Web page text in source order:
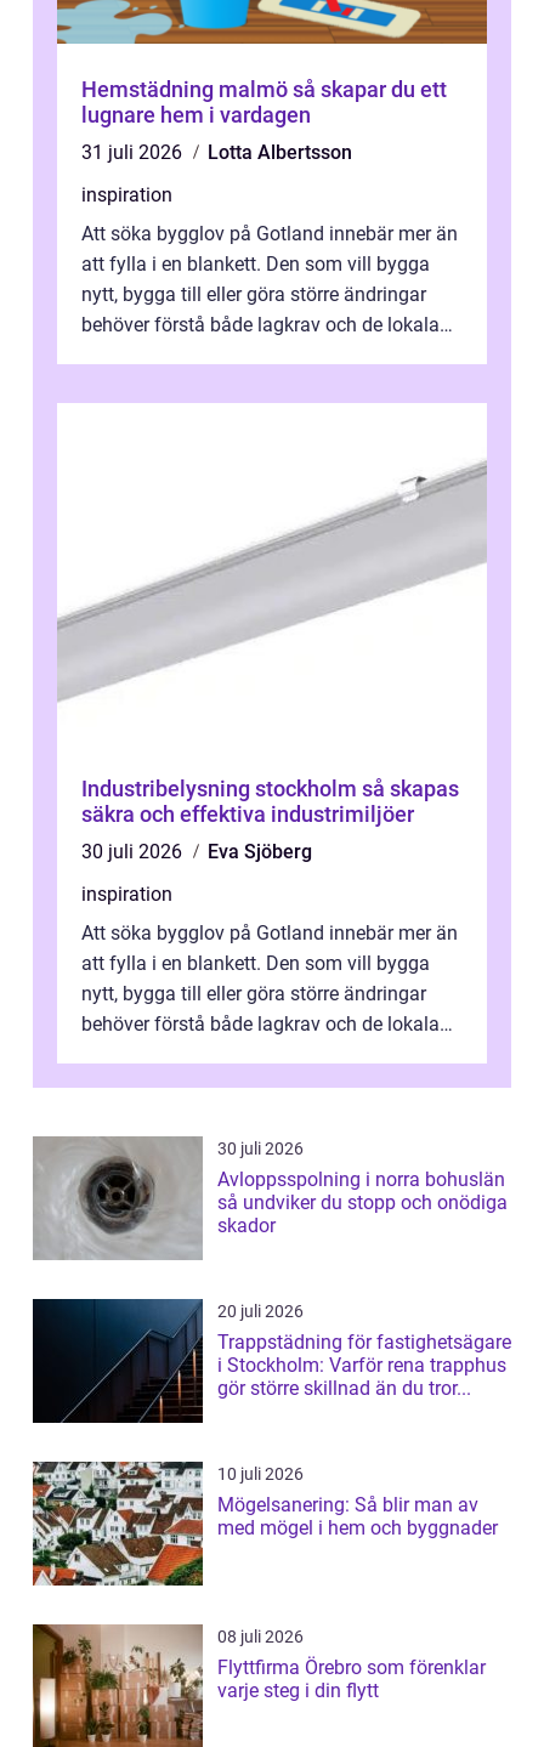
Hemstädning malmö så skapar du ett
lugnare hem i vardagen
31 juli 2026
Lotta Albertsson
inspiration
Att söka bygglov på Gotland innebär mer än
att fylla i en blankett. Den som vill bygga
nytt, bygga till eller göra större ändringar
behöver förstå både lagkrav och de lokala
Industribelysning stockholm så skapas
säkra och effektiva industrimiljöer
30 juli 2026
Eva Sjöberg
inspiration
Att söka bygglov på Gotland innebär mer än
att fylla i en blankett. Den som vill bygga
nytt, bygga till eller göra större ändringar
behöver förstå både lagkrav och de lokala
30 juli 2026
Avloppsspolning i norra bohuslän
så undviker du stopp och onödiga
skador
20 juli 2026
Trappstädning för fastighetsägare
i Stockholm: Varför rena trapphus
gör större skillnad än du tror...
10 juli 2026
Mögelsanering: Så blir man av
med mögel i hem och byggnader
08 juli 2026
Flyttfirma Örebro som förenklar
varje steg i din flytt